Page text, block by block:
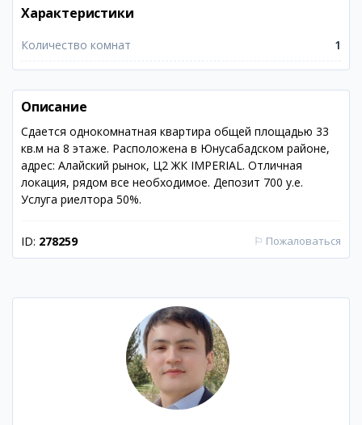
Характеристики
Количество комнат 1
Описание
Сдается однокомнатная квартира общей площадью 33
кв.м на 8 этаже. Расположена в Юнусабадском районе,
адрес: Алайский рынок, Ц2 ЖК IMPERIAL. Отличная
локация, рядом все необходимое. Депозит 700 у.е.
Услуга риелтора 50%.
ID: 278259 ⚐ Пожаловаться